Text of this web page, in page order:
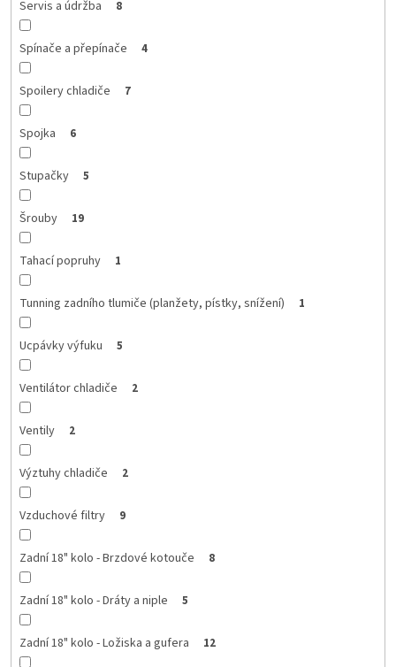
Servis a údržba 8
Spínače a přepínače 4
Spoilery chladiče 7
Spojka 6
Stupačky 5
Šrouby 19
Tahací popruhy 1
Tunning zadního tlumiče (planžety, pístky, snížení) 1
Ucpávky výfuku 5
Ventilátor chladiče 2
Ventily 2
Výztuhy chladiče 2
Vzduchové filtry 9
Zadní 18" kolo - Brzdové kotouče 8
Zadní 18" kolo - Dráty a niple 5
Zadní 18" kolo - Ložiska a gufera 12